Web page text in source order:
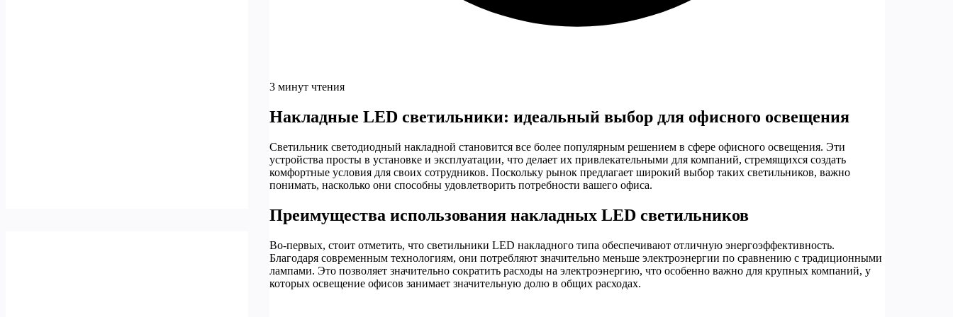
3 минут чтения
Накладные LED светильники: идеальный выбор для офисного освещения
Светильник светодиодный накладной становится все более популярным решением в сфере офисного освещения. Эти
устройства просты в установке и эксплуатации, что делает их привлекательными для компаний, стремящихся создать
комфортные условия для своих сотрудников. Поскольку рынок предлагает широкий выбор таких светильников, важно
понимать, насколько они способны удовлетворить потребности вашего офиса.
Преимущества использования накладных LED светильников
Во-первых, стоит отметить, что светильники LED накладного типа обеспечивают отличную энергоэффективность.
Благодаря современным технологиям, они потребляют значительно меньше электроэнергии по сравнению с традиционными
лампами. Это позволяет значительно сократить расходы на электроэнергию, что особенно важно для крупных компаний, у
которых освещение офисов занимает значительную долю в общих расходах.